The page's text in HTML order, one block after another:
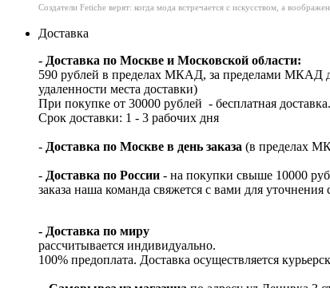
Создатели Fetiche верят: когда мода встречается с искусством, а
Доставка
- Доставка по Москве и Московской области:
590 рублей в пределах МКАД, за пределами МКАД
удаленности места доставки)
При покупке от 30000 рублей - бесплатная доставка.
Срок доставки: 1 - 3 рабочих дня
- Доставка по Москве в день заказа (в пределах
- Доставка по России - на покупки свыше 10000
заказа наша команда свяжется с вами для уточнения
- Доставка по миру
рассчитывается индивидуально.
100% предоплата. Доставка осуществляется